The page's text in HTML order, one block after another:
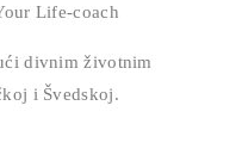
Life-coach
divnim životnim
i Švedskoj.